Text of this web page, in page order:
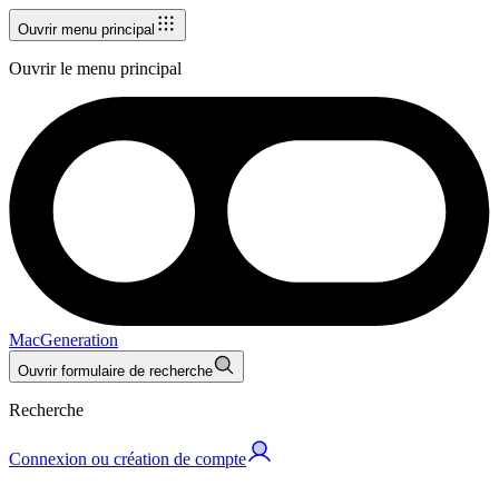
Ouvrir menu principal
Ouvrir le menu principal
MacGeneration
Ouvrir formulaire de recherche
Recherche
Connexion ou création de compte